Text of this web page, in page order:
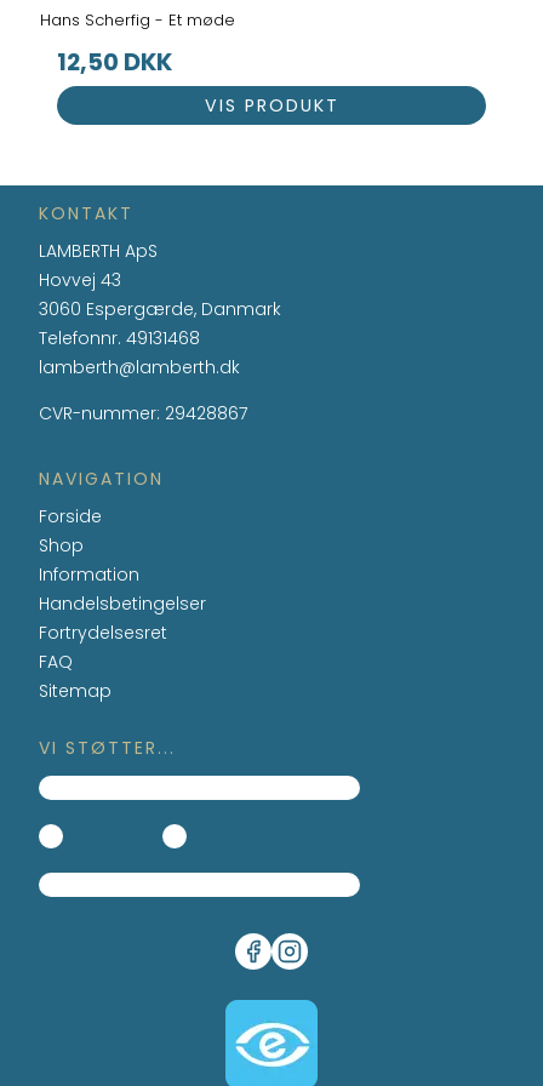
Hans Scherfig - Et møde
12,50 DKK
VIS PRODUKT
KONTAKT
LAMBERTH ApS
Hovvej 43
3060 Espergærde, Danmark
Telefonnr.49131468
lamberth@lamberth.dk
CVR-nummer: 29428867
NAVIGATION
Forside
Shop
Information
Handelsbetingelser
Fortrydelsesret
FAQ
Sitemap
VI STØTTER...